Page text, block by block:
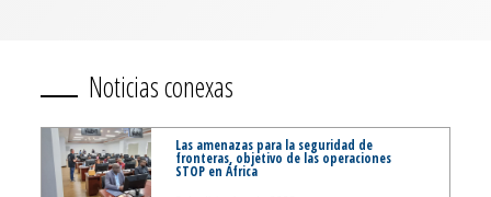
Noticias conexas
Las amenazas para la seguridad de
fronteras, objetivo de las operaciones
STOP en África